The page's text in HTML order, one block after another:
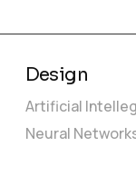
Design
Artificial
Neural